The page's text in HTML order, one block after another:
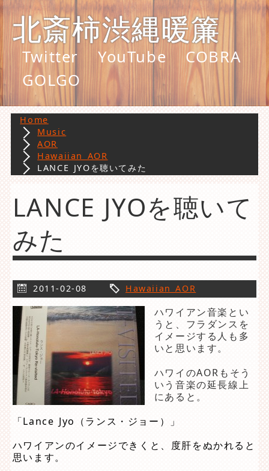
北斎柿渋縄暖簾
Twitter YouTube
COBRA
GOLGO
Home
Music
AOR
Hawaiian AOR
LANCE JYOを聴いてみた
LANCE JYOを聴いて
みた
2011-02-08 Hawaiian AOR
ハワイアン音楽とい
うと、フラダンスを
イメージする人も多
いと思います。
ハワイのAORもそう
いう音楽の延長線上
にあると。
「Lance Jyo（ランス・ジョー）」
ハワイアンのイメージできくと、度肝をぬかれると
思います。